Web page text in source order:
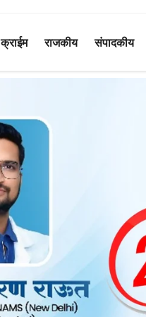
क्राईम राजकीय संपादकीय